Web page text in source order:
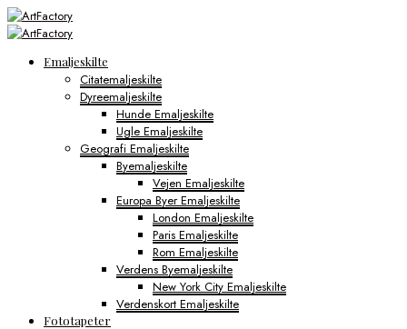
Emaljeskilte
Citatemaljeskilte
Dyreemaljeskilte
Hunde Emaljeskilte
Ugle Emaljeskilte
Geografi Emaljeskilte
Byemaljeskilte
Vejen Emaljeskilte
Europa Byer Emaljeskilte
London Emaljeskilte
Paris Emaljeskilte
Rom Emaljeskilte
Verdens Byemaljeskilte
New York City Emaljeskilte
Verdenskort Emaljeskilte
Fototapeter